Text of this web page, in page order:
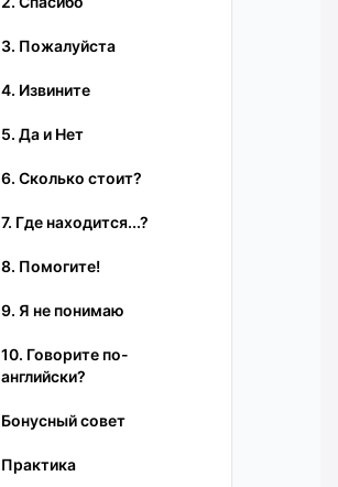
3. Пожалуйста
4. Извините
5. Да и Нет
6. Сколько стоит?
7. Где находится...?
8. Помогите!
9. Я не понимаю
10. Говорите по-
английски?
Бонусный совет
Практика